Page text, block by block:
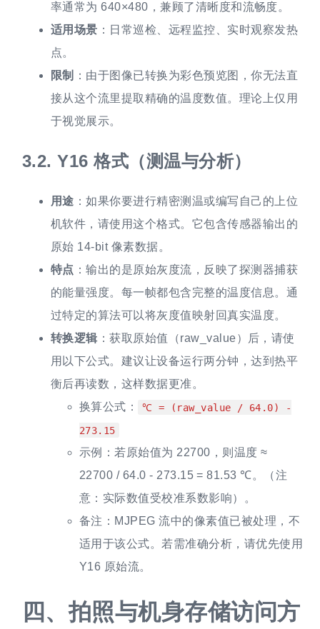
率通常为 640×480，兼顾了清晰度和流畅度。
适用场景 ：日常巡检、远程监控、实时观察发热
点。
限制
：由于图像已转换为彩色预览图，你无法直
接从这个流里提取精确的温度数值。理论上仅用
于视觉展示。
3.2.Y16 格式（测温与分析）
用途 ：如果你要进行精密测温或编写自己的上位
机软件，请使用这个格式。它包含传感器输出的
原始 14-bit 像素数据。
特点 ：输出的是原始灰度流，反映了探测器捕获
的能量强度。每一帧都包含完整的温度信息。通
过特定的算法可以将灰度值映射回真实温度。
转换逻辑 ：获取原始值（raw_value）后，请使
用以下公式。建议让设备运行两分钟，达到热平
衡后再读数，这样数据更准。
换算公式：
℃ = (raw_value / 64.0) -
273.15
示例：若原始值为 22700，则温度 ≈
22700 / 64.0 - 273.15 = 81.53 ℃。（注
意：实际数值受校准系数影响）。
备注：MJPEG 流中的像素值已被处理，不
适用于该公式。若需准确分析，请优先使用
Y16 原始流。
四、拍照与机身存储访问方